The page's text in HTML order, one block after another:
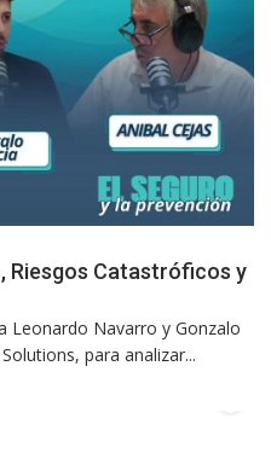
Riesgos Catastróficos y
Leonardo Navarro y Gonzalo
para analizar...